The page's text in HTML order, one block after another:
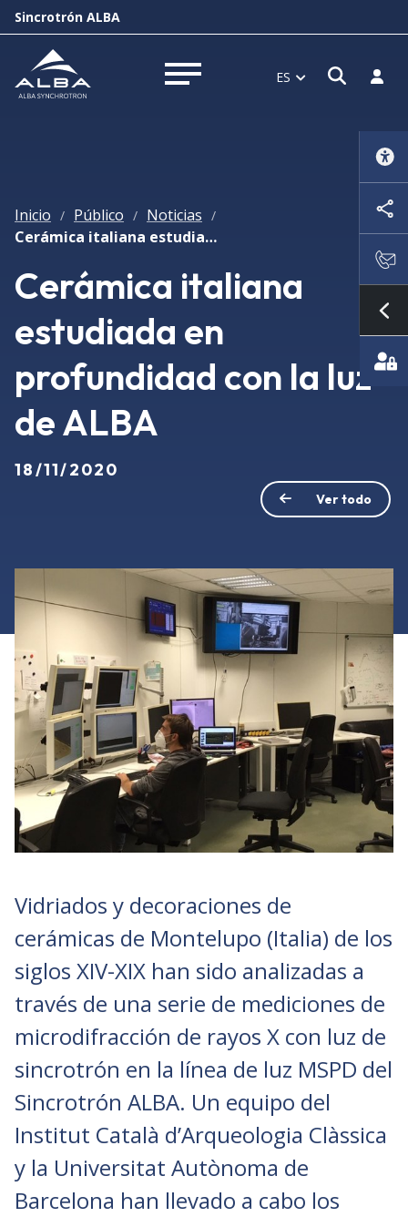
Sincrotrón ALBA
Abrir menú ES Abrir
Inicio / Público / Noticias /
Cerámica italiana estudiada en profundidad con la luz de ALBA
Cerámica italiana
estudiada en
profundidad con la luz
de ALBA
18/11/2020
Ver todo
Vidriados y decoraciones de
cerámicas de Montelupo (Italia) de los
siglos XIV-XIX han sido analizadas a
través de una serie de mediciones de
microdifracción de rayos X con luz de
sincrotrón en la línea de luz MSPD del
Sincrotrón ALBA. Un equipo del
Institut Català d’Arqueologia Clàssica
y la Universitat Autònoma de
Barcelona han llevado a cabo los